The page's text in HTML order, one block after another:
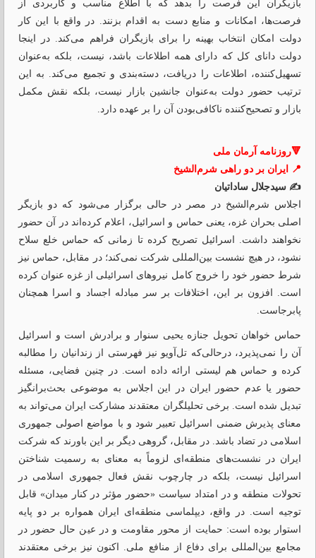
بازیگران این فرصت را بدهد که با اطلاع مناسب و کاربردی از
فرصت‌ها، امکانات و منابع دست به اقدام بزنند. در واقع با این کار
دولت امکان انتخاب بهینه را برای بازیگران فراهم می‌کند. در اینجا
دولت دانای کل که دارای همه اطلاعات باشد، نیست، بلکه به‌عنوان
تسهیل‌کننده، اطلاعات را دریافت، دسته‌بندی و تجمیع‌ می‌کند. به این
ترتیب حضور دولت به‌عنوان جانشین بازار نیست، بلکه نقش مکمل
بازار و تصحیح‌کننده ناکافی‌بودن آن‌ را بر عهده دارد.
🔻روزنامه آرمان ملی
📍 ایران بر دو راهی شرم‌الشیخ
✍️ سیدجلال ساداتیان
اجلاس شرم‌الشیخ در مصر در حالی برگزار می‌شود که دو بازیگر
اصلی بحران غزه، یعنی حماس و اسرائیل، اعلام کرده‌اند در آن حضور
نخواهند داشت. اسرائیل تصریح کرده تا زمانی که حماس خلع سلاح
نشود، در هیچ نشست بین‌المللی شرکت نمی‌کند؛ در مقابل، حماس نیز
شرط حضور خود را خروج کامل نیروهای اسرائیلی از غزه عنوان کرده
است. افزون بر این، اختلافات بر سر مبادله اجساد و اسرا همچنان
پابرجاست.
حماس خواهان تحویل جنازه یحیی سنوار و برادرش است و اسرائیل
آن را نمی‌پذیرد، درحالی‌که تل‌آویو نیز فهرستی از زندانیان را مطالبه
کرده و حماس هم لیستی ارائه داده است. در چنین فضایی، مسئله
حضور یا عدم حضور ایران در این اجلاس به موضوعی بحث‌برانگیز
تبدیل شده است. برخی تحلیلگران معتقدند مشارکت ایران می‌تواند به
معنای پذیرش ضمنی اسرائیل تعبیر شود و با مواضع اصولی جمهوری
اسلامی در تضاد باشد. در مقابل، گروهی دیگر بر این باورند که شرکت
ایران در نشست‌های منطقه‌ای لزوماً به معنای به رسمیت شناختن
اسرائیل نیست، بلکه در چارچوب نقش فعال جمهوری اسلامی در
تحولات منطقه و در امتداد سیاست «حضور مؤثر در کنار میدان» قابل
توجیه است. در واقع، دیپلماسی منطقه‌ای ایران همواره بر دو پایه
استوار بوده است: حمایت از محور مقاومت و در عین حال حضور در
مجامع بین‌المللی برای دفاع از منافع ملی. اکنون نیز برخی معتقدند